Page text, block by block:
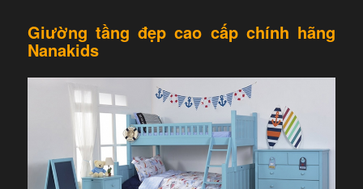
Giường tầng đẹp cao cấp chính hãng
Nanakids